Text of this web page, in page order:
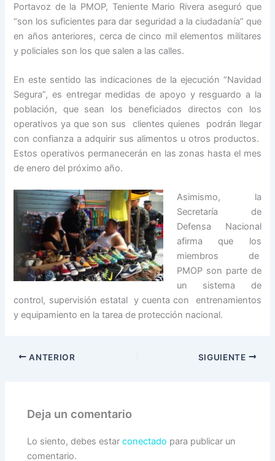
Portavoz de la PMOP, Teniente Mario Rivera aseguró que
“son los suficientes para dar seguridad a la ciudadanía” que
en años anteriores, cerca de cinco mil elementos militares
y policiales son los que salen a las calles.
En este sentido las indicaciones de la ejecución “Navidad
Segura”, es entregar medidas de apoyo y resguardo a la
población, que sean los beneficiados directos con los
operativos ya que son sus clientes quienes podrán llegar
con confianza a adquirir sus alimentos u otros productos.
Estos operativos permanecerán en las zonas hasta el mes
de enero del próximo año.
Asimismo, la
Secretaría de
Defensa Nacional
afirma que los
miembros de
PMOP son parte de
un sistema de
control, supervisión estatal y cuenta con entrenamientos
y equipamiento en la tarea de protección nacional.
ANTERIOR SIGUIENTE
Deja un comentario
Lo siento, debes estarconectado para publicar un
comentario.